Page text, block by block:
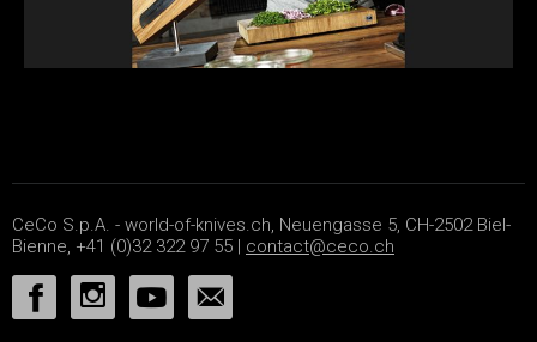
CeCo S.p.A. - world-of-knives.ch, Neuengasse 5, CH-2502 Biel-
Bienne, +41 (0)32 322 97 55 | contact@ceco.ch